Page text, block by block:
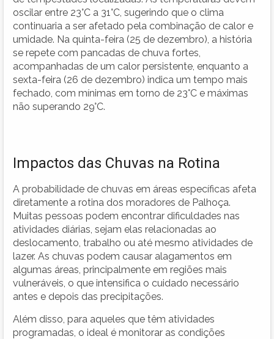
oscilar entre 23°C a 31°C, sugerindo que o clima
continuaria a ser afetado pela combinação de calor e
umidade. Na quinta-feira (25 de dezembro), a história
se repete com pancadas de chuva fortes,
acompanhadas de um calor persistente, enquanto a
sexta-feira (26 de dezembro) indica um tempo mais
fechado, com mínimas em torno de 23°C e máximas
não superando 29°C.
Impactos das Chuvas na Rotina
A probabilidade de chuvas em áreas específicas afeta
diretamente a rotina dos moradores de Palhoça.
Muitas pessoas podem encontrar dificuldades nas
atividades diárias, sejam elas relacionadas ao
deslocamento, trabalho ou até mesmo atividades de
lazer. As chuvas podem causar alagamentos em
algumas áreas, principalmente em regiões mais
vulneráveis, o que intensifica o cuidado necessário
antes e depois das precipitações.
Além disso, para aqueles que têm atividades
programadas, o ideal é monitorar as condições